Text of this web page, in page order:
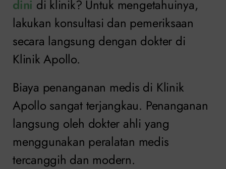
dini di klinik? Untuk mengetahuinya,
lakukan konsultasi dan pemeriksaan
secara langsung dengan dokter di
Klinik Apollo.
Biaya penanganan medis di Klinik
Apollo sangat terjangkau. Penanganan
langsung oleh dokter ahli yang
menggunakan peralatan medis
tercanggih dan modern.